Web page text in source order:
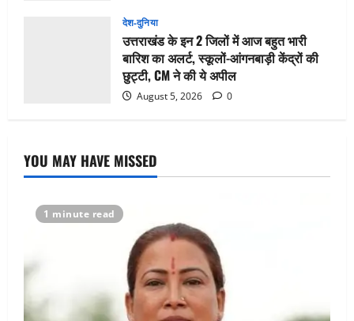
देश-दुनिया
उत्तराखंड के इन 2 जिलों में आज बहुत भारी
बारिश का अलर्ट, स्कूलों-आंगनबाड़ी केंद्रों की
छुट्टी, CM ने की ये अपील
August 5, 2026 0
YOU MAY HAVE MISSED
1 minute read